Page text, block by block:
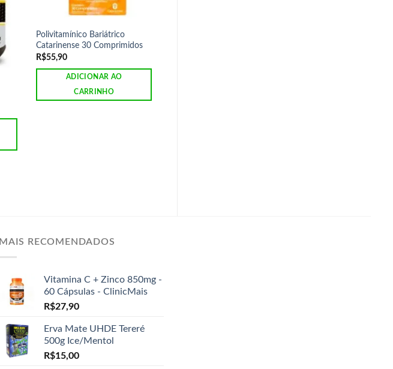
Polivitamínico Bariátrico
Catarinense 30 Comprimidos
R$55,90
ADICIONAR AO
CARRINHO
MAIS RECOMENDADOS
Vitamina C + Zinco 850mg -
60 Cápsulas - ClinicMais
R$27,90
Erva Mate UHDE Tereré
500g Ice/Mentol
R$15,00